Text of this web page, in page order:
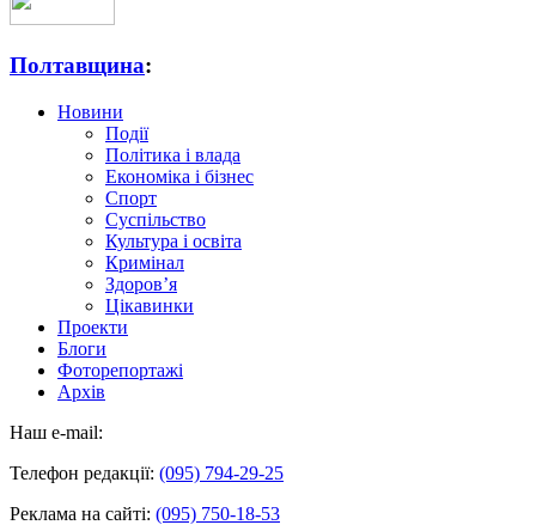
Полтавщина:
Новини
Події
Політика і влада
Економіка і бізнес
Спорт
Суспільство
Культура і освіта
Кримінал
Здоров’я
Цікавинки
Проекти
Блоги
Фоторепортажі
Архів
Наш e-mail:
Телефон редакції: (095) 794-29-25
Реклама на сайті: (095) 750-18-53